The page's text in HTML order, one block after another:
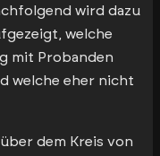
wird dazu
welche
mit Probanden
welche eher nicht
dem Kreis von